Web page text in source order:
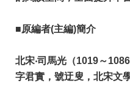
■原編者(主編)簡介
北宋‧司馬光（1019～1086
字君實，號迂叟，北宋文